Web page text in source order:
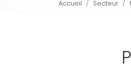
Accueil Secteur